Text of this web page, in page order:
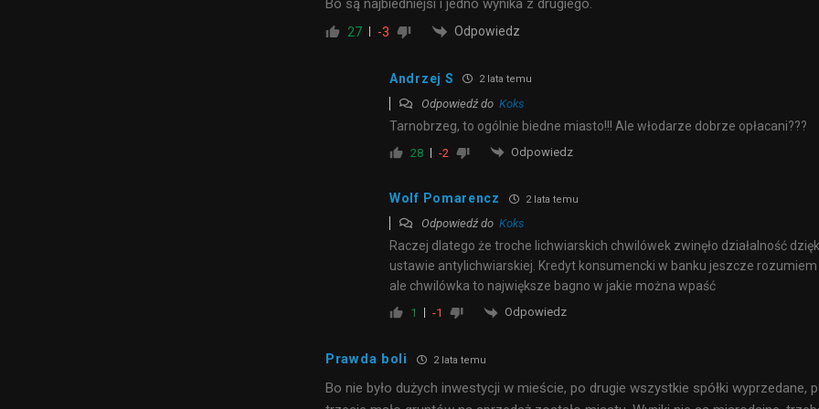
Bo są najbiedniejsi i jedno wynika z drugiego.
27 -3 Odpowiedz
Andrzej S 2 lata temu
Odpowiedź do Koks
Tarnobrzeg, to ogólnie biedne miasto!!! Ale włodarze dobrze opłacani???
28 -2 Odpowiedz
Wolf Pomarencz 2 lata temu
Odpowiedź do Koks
Raczej dlatego że troche lichwiarskich chwilówek zwinęło działalność
ustawie antylichwiarskiej. Kredyt konsumencki w banku jeszcze rozumiem
ale chwilówka to największe bagno w jakie można wpaść
1 -1 Odpowiedz
Prawda boli 2 lata temu
Bo nie było dużych inwestycji w mieście, po drugie wszystkie spółki wyprzedane,